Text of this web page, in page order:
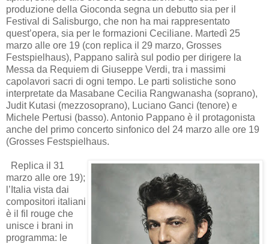
produzione della Gioconda segna un debutto sia per il
Festival di Salisburgo, che non ha mai rappresentato
quest’opera, sia per le formazioni Ceciliane. Martedì 25
marzo alle ore 19 (con replica il 29 marzo, Grosses
Festspielhaus), Pappano salirà sul podio per dirigere la
Messa da Requiem di Giuseppe Verdi, tra i massimi
capolavori sacri di ogni tempo. Le parti solistiche sono
interpretate da Masabane Cecilia Rangwanasha (soprano),
Judit Kutasi (mezzosoprano), Luciano Ganci (tenore) e
Michele Pertusi (basso). Antonio Pappano è il protagonista
anche del primo concerto sinfonico del 24 marzo alle ore 19
(Grosses Festspielhaus.
Replica il 31
marzo alle ore 19);
l’Italia vista dai
compositori italiani
è il fil rouge che
unisce i brani in
programma: le